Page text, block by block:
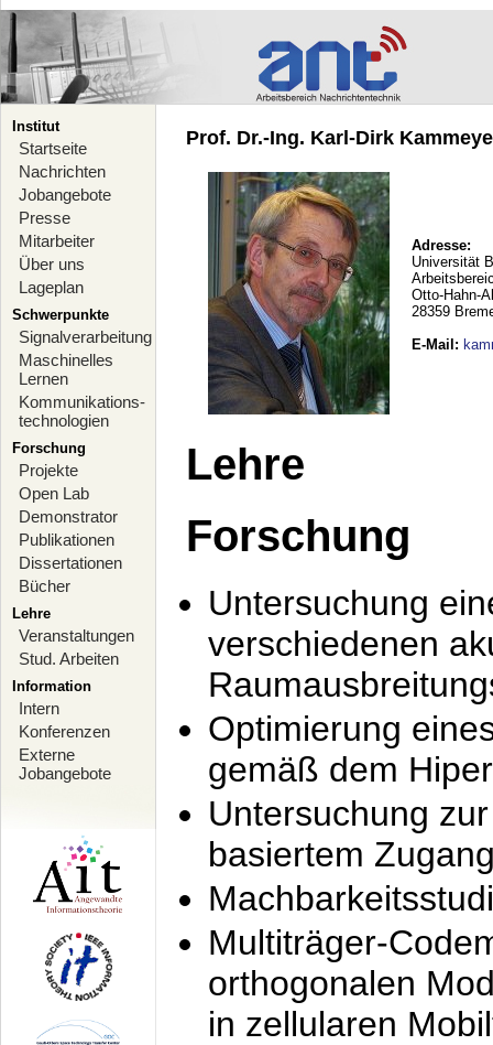
Institut
Startseite
Nachrichten
Jobangebote
Presse
Mitarbeiter
Über uns
Lageplan
Schwerpunkte
Signalverarbeitung
Maschinelles
Lernen
Kommunikations-
technologien
Forschung
Projekte
Open Lab
Demonstrator
Publikationen
Dissertationen
Bücher
Lehre
Veranstaltungen
Stud. Arbeiten
Information
Intern
Konferenzen
Externe
Jobangebote
Prof. Dr.-Ing. Karl-Dirk
Adresse:
Universität
Otto-Hahn-
28359
E-Mail :
Lehre
Forschung
Untersuchung
verschiedenen
Optimierung
gemäß dem
Untersuchung
basiertem
Multiträger-
orthogonalen
in zellularen